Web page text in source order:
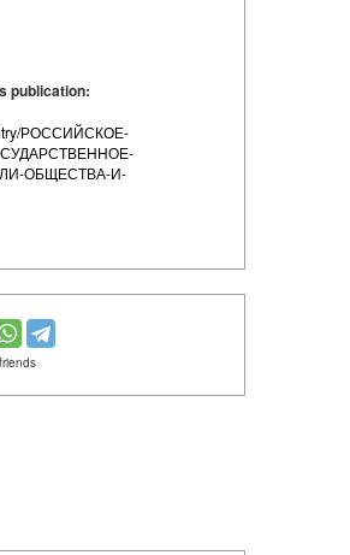
publication:
РОССИЙСКОЕ-
ОБЩЕСТВА-И-